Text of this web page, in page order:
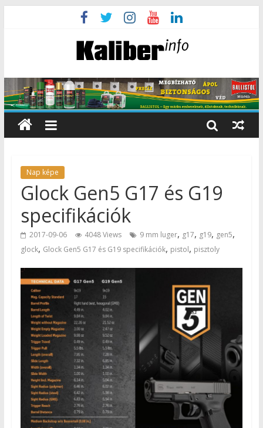
Nap képe
Glock Gen5 G17 és G19
specifikációk
2017-09-06 4048 Views 9 mm luger, g17, g19, gen5,
glock, Glock Gen5 G17 és G19 specifikációk, pistol, pisztoly